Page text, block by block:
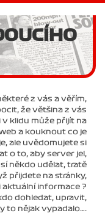
z vás a věřím,
že většina z vás
klidu může přijít na
a kouknout co je
ale uvědomujete si
o to, aby server jel,
někdo udělat, tratě
přijdete na stránky,
aktuální informace ?
dohledat, upravit,
to nějak vypadalo….